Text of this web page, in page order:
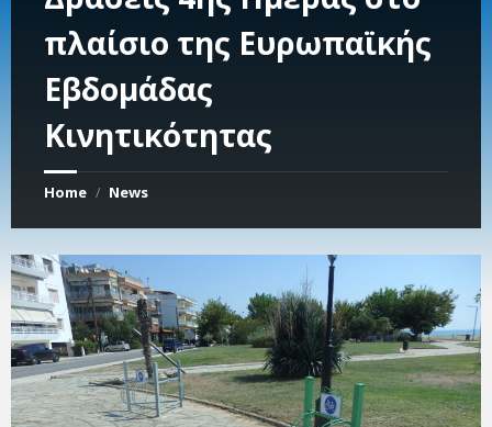
πλαίσιο της Ευρωπαϊκής
Εβδομάδας
Κινητικότητας
Home / News